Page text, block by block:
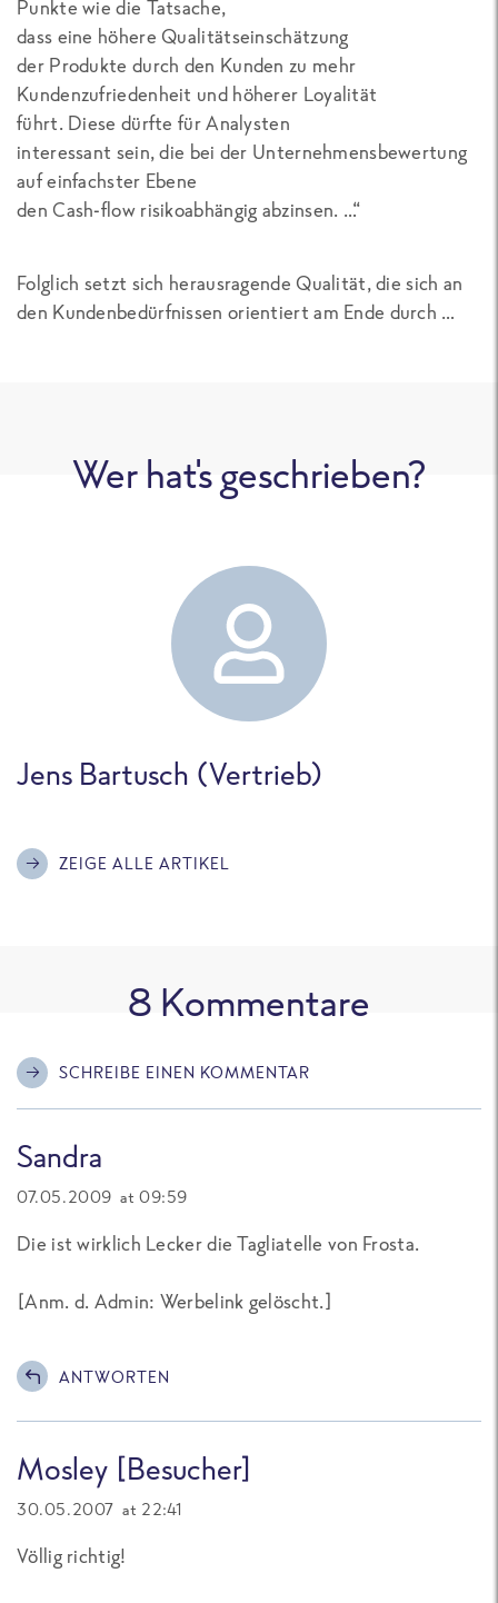
Punkte wie die Tatsache,
dass eine höhere Qualitätseinschätzung
der Produkte durch den Kunden zu mehr
Kundenzufriedenheit und höherer Loyalität
führt. Diese dürfte für Analysten
interessant sein, die bei der Unternehmensbewertung
auf einfachster Ebene
den Cash-flow risikoabhängig abzinsen. …“
Folglich setzt sich herausragende Qualität, die sich an
den Kundenbedürfnissen orientiert am Ende durch …
Wer hat's geschrieben?
Jens Bartusch (Vertrieb)
ZEIGE ALLE ARTIKEL
8 Kommentare
SCHREIBE EINEN KOMMENTAR
Sandra
07.05.2009 at 09:59
Die ist wirklich Lecker die Tagliatelle von Frosta.
[Anm. d. Admin: Werbelink gelöscht.]
ANTWORTEN
Mosley [Besucher]
30.05.2007 at 22:41
Völlig richtig!